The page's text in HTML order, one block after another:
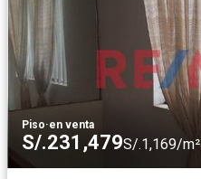
Piso·en venta
S/.231,479S/.1,169/m²